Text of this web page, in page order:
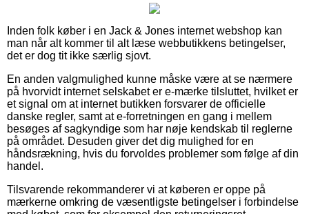
Inden folk køber i en Jack & Jones internet webshop kan
man når alt kommer til alt læse webbutikkens betingelser,
det er dog tit ikke særlig sjovt.
En anden valgmulighed kunne måske være at se nærmere
på hvorvidt internet selskabet er e-mærke tilsluttet, hvilket er
et signal om at internet butikken forsvarer de officielle
danske regler, samt at e-forretningen en gang i mellem
besøges af sagkyndige som har nøje kendskab til reglerne
på området. Desuden giver det dig mulighed for en
håndsrækning, hvis du forvoldes problemer som følge af din
handel.
Tilsvarende rekommanderer vi at køberen er oppe på
mærkerne omkring de væsentligste betingelser i forbindelse